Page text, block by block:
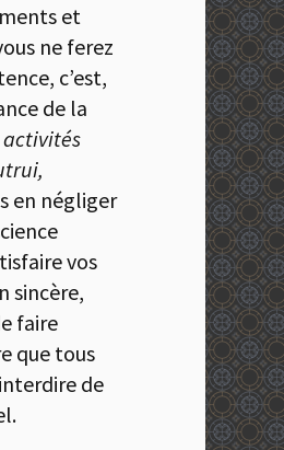
et
ne ferez
c’est,
de la
activités
en négliger
vos
sincère,
faire
que tous
de